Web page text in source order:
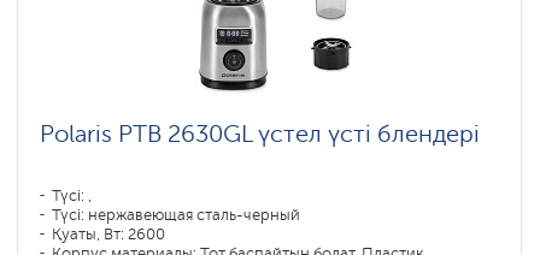
Polaris PTB 2630GL үстел үсті блендері
Түсі: ,
Түсі: нержавеющая сталь-черный
Қуаты, Вт: 2600